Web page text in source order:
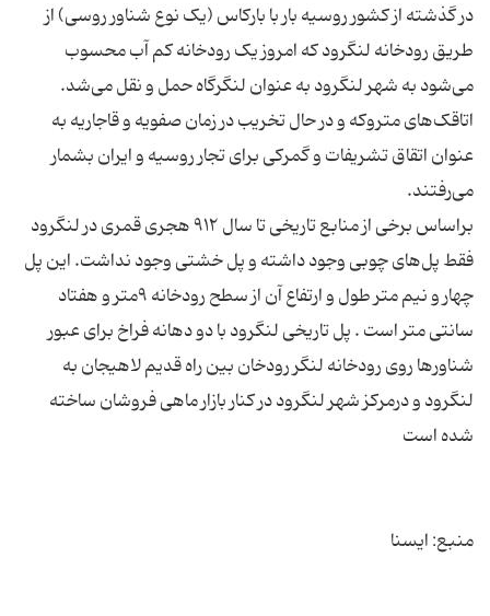
در گذشته از کشور روسیه بار با بارکاس (یک نوع شناور روسی) از
طریق رودخانه لنگرود که امروز یک رودخانه کم آب محسوب
می‌شود به شهر لنگرود به عنوان لنگرگاه حمل و نقل می‌شد.
اتاقک‌های متروکه و در حال تخریب در زمان صفویه و قاجاریه به
عنوان اتقاق تشریفات و گمرکی برای تجار روسیه و ایران بشمار
براساس برخی از منابع تاریخی تا سال ۹۱۲ هجری قمری در لنگرود
فقط پل‌های چوبی وجود داشته و پل خشتی وجود نداشت. این پل
چهار و نیم متر طول و ارتفاع آن از سطح رودخانه ۹متر و هفتاد
سانتی متر است . پل تاریخی لنگرود با دو دهانه فراخ برای عبور
شناورها روی رودخانه لنگر رودخان بین راه قدیم لاهیجان به
لنگرود و درمرکز شهر لنگرود در کنار بازار ماهی فروشان ساخته
منبع: ایسنا